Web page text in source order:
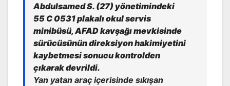
Abdulsamed S. (27) yönetimindeki
55 C 0531 plakalı okul servis
minibüsü, AFAD kavşağı mevkisinde
sürücüsünün direksiyon hakimiyetini
kaybetmesi sonucu kontrolden
çıkarak devrildi.
Yan yatan araç içerisinde sıkışan